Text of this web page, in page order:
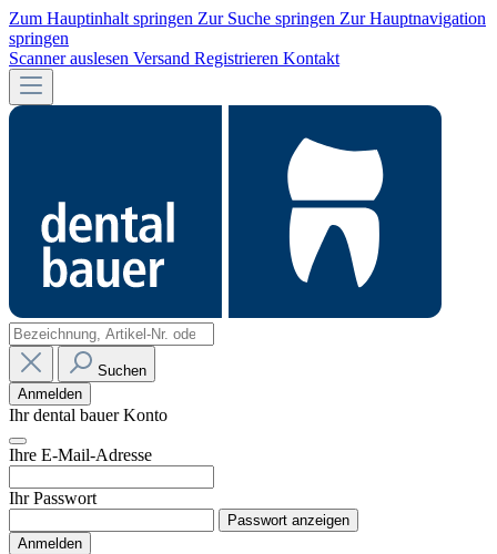
Zum Hauptinhalt springen Zur Suche springen Zur Hauptnavigation
springen
Scanner auslesen Versand Registrieren Kontakt
Suchen
Anmelden
Ihr dental bauer Konto
Ihre E-Mail-Adresse
Ihr Passwort
Passwort anzeigen
Anmelden